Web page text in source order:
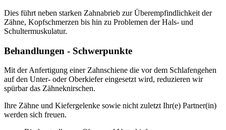
Dies führt neben starken Zahnabrieb zur Überempfindlichkeit der
Zähne, Kopfschmerzen bis hin zu Problemen der Hals- und
Schultermuskulatur.
Behandlungen - Schwerpunkte
Mit der Anfertigung einer Zahnschiene die vor dem Schlafengehen
auf den Unter- oder Oberkiefer eingesetzt wird, reduzieren wir
spürbar das Zähneknirschen.
Ihre Zähne und Kiefergelenke sowie nicht zuletzt Ihr(e) Partner(in)
werden sich freuen.